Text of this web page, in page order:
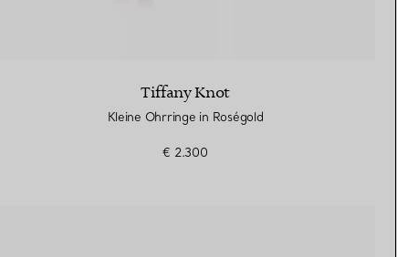
Tiffany Knot
Kleine Ohrringe in Roségold
€ 2.300